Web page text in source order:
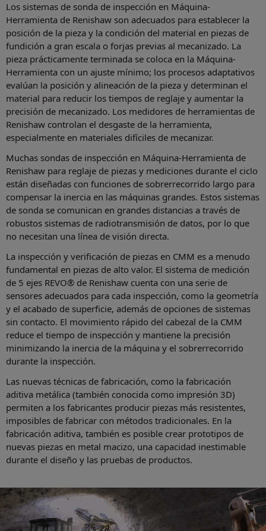
Los sistemas de sonda de inspección en Máquina-
Herramienta de Renishaw son adecuados para establecer la
posición de la pieza y la condición del material en piezas de
fundición a gran escala o forjas previas al mecanizado. La
pieza prácticamente terminada se coloca en la Máquina-
Herramienta con un ajuste mínimo; los procesos adaptativos
evalúan la posición y alineación de la pieza y determinan el
material para reducir los tiempos de reglaje y aumentar la
precisión de mecanizado. Los medidores de herramientas de
Renishaw controlan el desgaste de la herramienta,
especialmente en materiales difíciles de mecanizar.
Muchas sondas de inspección en Máquina-Herramienta de
Renishaw para reglaje de piezas y mediciones durante el ciclo
están diseñadas con funciones de sobrerrecorrido largo para
compensar la inercia en las máquinas grandes. Estos sistemas
de sonda se comunican en grandes distancias a través de
robustos sistemas de radiotransmisión de datos, por lo que
no necesitan una línea de visión directa.
La inspección y verificación de piezas en CMM es a menudo
fundamental en piezas de alto valor. El sistema de medición
de 5 ejes REVO® de Renishaw cuenta con una serie de
sensores adecuados para cada inspección, como la geometría
y el acabado de superficie, además de opciones de sistemas
sin contacto. El movimiento rápido del cabezal de la CMM
reduce el tiempo de inspección y mantiene la precisión
minimizando la inercia de la máquina y el sobrerrecorrido
durante la inspección.
Las nuevas técnicas de fabricación, como la fabricación
aditiva metálica (también conocida como impresión 3D)
permiten a los fabricantes producir piezas más resistentes,
imposibles de fabricar con métodos tradicionales. En la
fabricación aditiva, también es posible crear prototipos de
nuevas piezas en metal macizo, una capacidad inestimable
durante el diseño y las pruebas de productos.